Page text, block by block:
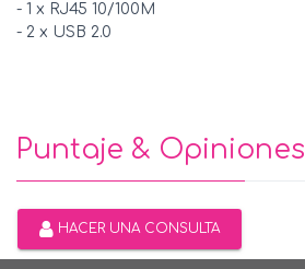
- 1 x RJ45 10/100M
- 2 x USB 2.0
Puntaje & Opiniones
HACER UNA CONSULTA